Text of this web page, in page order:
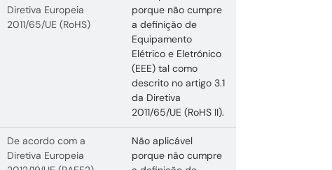
Diretiva Europeia
2011/65/UE (RoHS)
porque não cumpre
a definição de
Equipamento
Elétrico e Eletrónico
(EEE) tal como
descrito no artigo 3.1
da Diretiva
2011/65/UE (RoHS II).
De acordo com a
Diretiva Europeia
Não aplicável
porque não cumpre